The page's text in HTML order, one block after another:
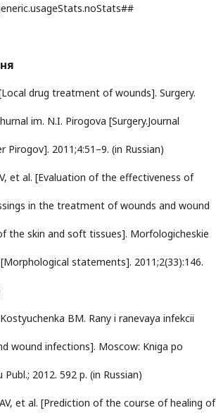
drug treatment of wounds]. Surgery.
im. N.I. Pirogova [Surgery.Journal
Pirogov]. 2011;4:51–9. (in Russian)
et al. [Evaluation of the effectiveness of
in the treatment of wounds and wound
the skin and soft tissues]. Morfologicheskie
statements]. 2011;2(33):146.
BM. Rany i ranevaya infekcii
wound infections]. Moscow: Kniga po
2012. 592 p. (in Russian)
et al. [Prediction of the course of healing of